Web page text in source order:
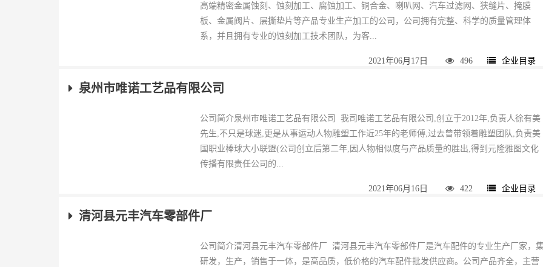
高端精密金属蚀刻、蚀刻加工、腐蚀加工、铜合金、喇叭网、汽车过滤网、狭缝片、掩膜
板、金属阀片、层撕垫片等产品专业生产加工的公司，公司拥有完整、科学的质量管理体
系，并且拥有专业的蚀刻加工技术团队，为客...
2021年06月17日 496 企业目录
泉州市唯诺工艺品有限公司
公司简介泉州市唯诺工艺品有限公司 我司唯诺工艺品有限公司,创立于2012年,负责人徐有美
先生,不只是球迷,更是从事运动人物雕塑工作近25年的老师傅,过去曾带领着雕塑团队,负责美
国职业棒球大小联盟(公司创立后第二年,因人物相似度与产品质量的胜出,得到元隆雅图文化
传播有限责任公司的...
2021年06月16日 422 企业目录
清河县元丰汽车零部件厂
公司简介清河县元丰汽车零部件厂 清河县元丰汽车零部件厂是汽车配件的专业生产厂家，
研发，生产，销售于一体，是高品质，低价格的汽车配件批发供应商。公司产品齐全，主营